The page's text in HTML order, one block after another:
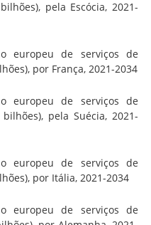
pela Escócia, 2021-
europeu de serviços de
por França, 2021-2034
europeu de serviços de
pela Suécia, 2021-
europeu de serviços de
por Itália, 2021-2034
europeu de serviços de